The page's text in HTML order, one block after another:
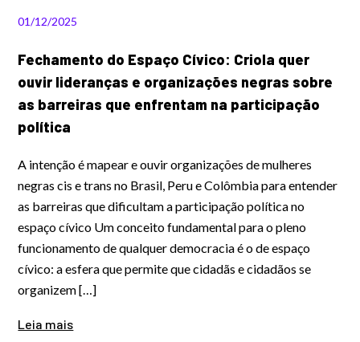
01/12/2025
Fechamento do Espaço Cívico: Criola quer
ouvir lideranças e organizações negras sobre
as barreiras que enfrentam na participação
política
A intenção é mapear e ouvir organizações de mulheres
negras cis e trans no Brasil, Peru e Colômbia para entender
as barreiras que dificultam a participação política no
espaço cívico Um conceito fundamental para o pleno
funcionamento de qualquer democracia é o de espaço
cívico: a esfera que permite que cidadãs e cidadãos se
organizem […]
Leia mais